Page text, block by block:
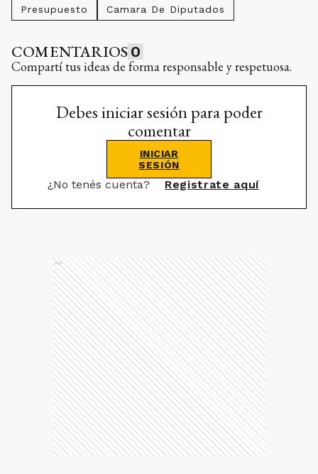
Presupuesto Camara De Diputados
COMENTARIOS 0
Compartí tus ideas de forma responsable y respetuosa.
Debes iniciar sesión para poder
comentar
INICIAR
SESIÓN
¿No tenés cuenta? Registrate aquí
Ads